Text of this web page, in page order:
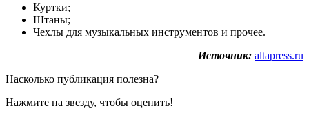
Куртки;
Штаны;
Чехлы для музыкальных инструментов и прочее.
Источник: altapress.ru
Насколько публикация полезна?
Нажмите на звезду, чтобы оценить!